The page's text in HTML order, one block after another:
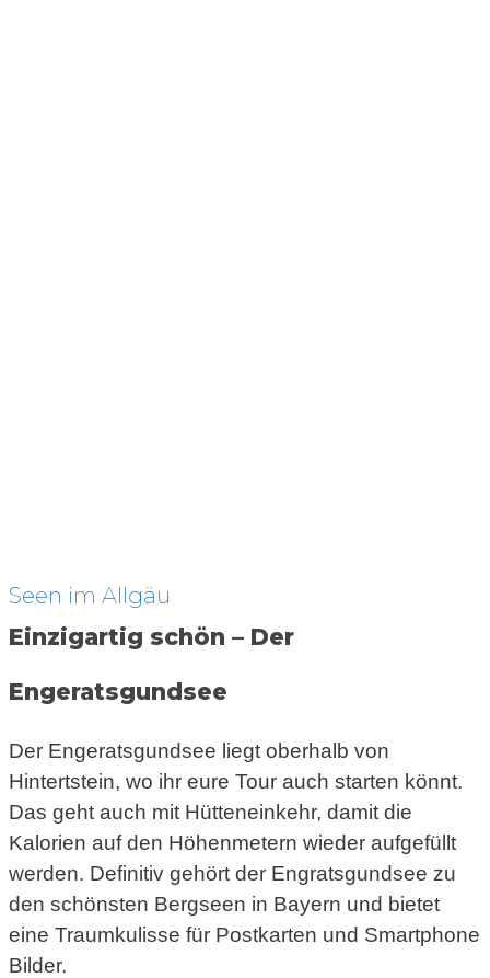
Seen im Allgäu
Einzigartig schön – Der
Engeratsgundsee
Der Engeratsgundsee liegt oberhalb von
Hintertstein, wo ihr eure Tour auch starten könnt.
Das geht auch mit Hütteneinkehr, damit die
Kalorien auf den Höhenmetern wieder aufgefüllt
werden. Definitiv gehört der Engratsgundsee zu
den schönsten Bergseen in Bayern und bietet
eine Traumkulisse für Postkarten und Smartphone
Bilder.